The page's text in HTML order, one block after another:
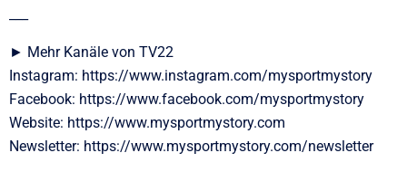
► Mehr Kanäle von TV22
Instagram: https://www.instagram.com/mysportmystory
Facebook: https://www.facebook.com/mysportmystory
Website: https://www.mysportmystory.com
Newsletter: https://www.mysportmystory.com/newsletter